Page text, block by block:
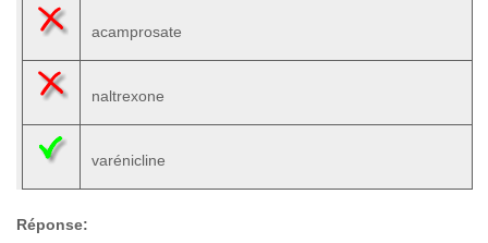
acamprosate
naltrexone
varénicline
Réponse: